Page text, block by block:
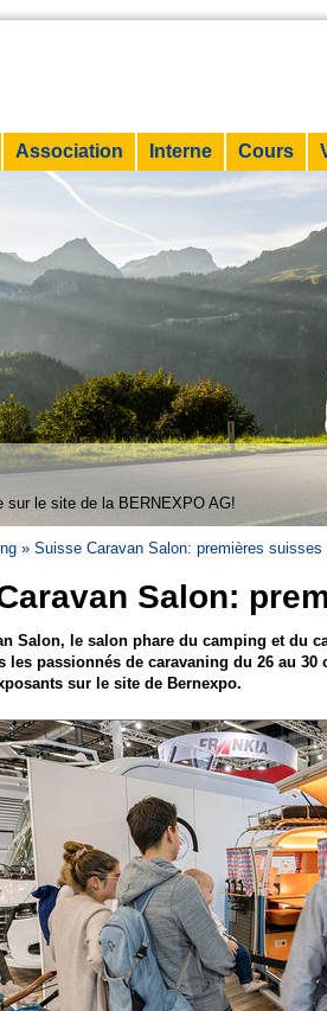
Association Interne Cours
sur le site de la BERNEXPO AG!
Suisse Caravan Salon: premières suisses
Salon:
Salon, le salon phare du camping et du
les passionnés de caravaning du 26 au 30
sur le site de Bernexpo.